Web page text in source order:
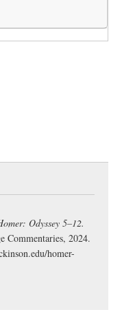
Odyssey 5–12.
Commentaries, 2024.
homer-